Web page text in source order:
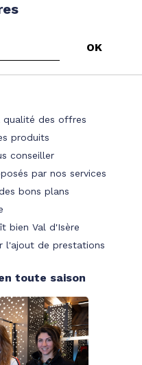
qualité des offres
produits
conseiller
par nos services
bons plans
bien Val d'Isère
l'ajout de prestations
toute saison